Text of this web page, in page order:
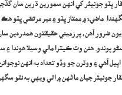
ڀٽو جونيئر کي انهن سمورين ڌرين
ماضيءَ ۾ ممتاز ڀٽو ۽ مير مرتضي ڀٽو
ضرور آهن، پر زميني حقيقتون همدردين
پوندو. هنن وٽ ڪيترا مالي وسيلا هوندا ۽
آهي ۽ ووٽرن جو وڏو تعداد به انهن
جونيئر جيان ماڻهن ۾ اٿي ويهي به نٿو